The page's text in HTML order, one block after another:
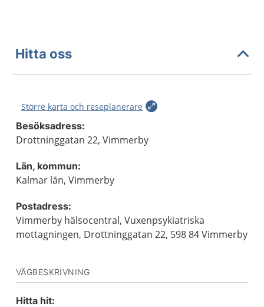
Hitta oss
Större karta och reseplanerare
Besöksadress:
Drottninggatan 22, Vimmerby
Län, kommun:
Kalmar län, Vimmerby
Postadress:
Vimmerby hälsocentral, Vuxenpsykiatriska
mottagningen, Drottninggatan 22, 598 84 Vimmerby
VÄGBESKRIVNING
Hitta hit: